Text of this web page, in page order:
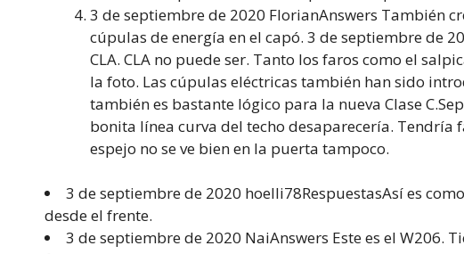
3 de septiembre de 2020 FlorianAnswers También
cúpulas de energía en el capó. 3 de septiembre de
CLA. CLA no puede ser. Tanto los faros como el
la foto. Las cúpulas eléctricas también han sido
también es bastante lógico para la nueva Clase
bonita línea curva del techo desaparecería.
espejo no se ve bien en la puerta tampoco.
3 de septiembre de 2020 hoelli78RespuestasAsí es
desde el frente.
3 de septiembre de 2020 NaiAnswers Este es el W206.